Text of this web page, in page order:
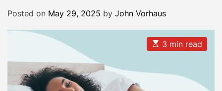
Posted on May 29, 2025 by John Vorhaus
E
s
m
3 min read